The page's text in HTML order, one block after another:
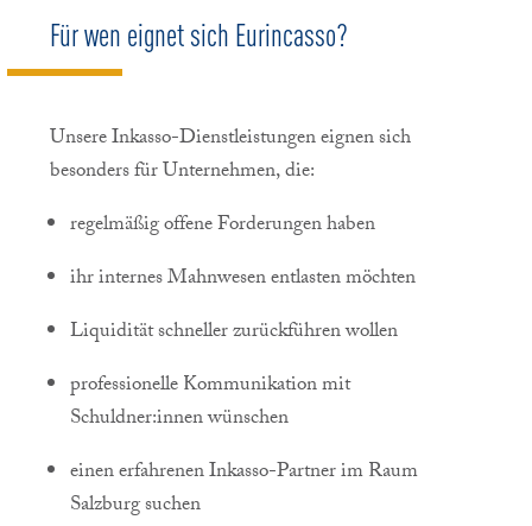
Für wen eignet sich Eurincasso?
Unsere Inkasso-Dienstleistungen eignen sich
besonders für Unternehmen, die:
regelmäßig offene Forderungen haben
ihr internes Mahnwesen entlasten möchten
Liquidität schneller zurückführen wollen
professionelle Kommunikation mit
Schuldner:innen wünschen
einen erfahrenen Inkasso-Partner im Raum
Salzburg suchen